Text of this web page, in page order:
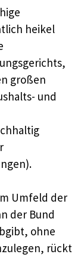
heikel
großen
und
Umfeld der
der Bund
ohne
rückt